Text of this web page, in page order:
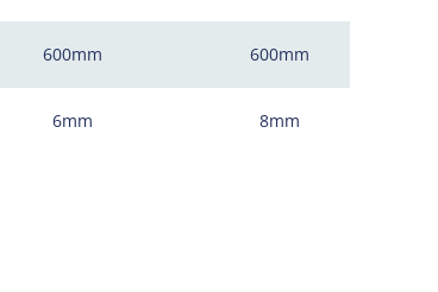
600mm
6mm
600mm
8mm